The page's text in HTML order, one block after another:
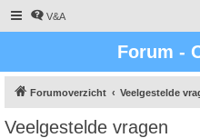
V&A
Forum -
Forumoverzicht Veelgestelde
Veelgestelde vragen